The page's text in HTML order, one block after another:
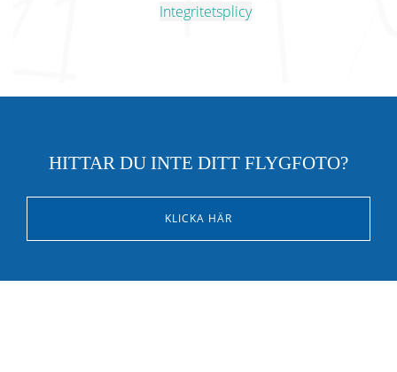
Integritetsplicy
HITTAR DU INTE DITT FLYGFOTO?
KLICKA HÄR